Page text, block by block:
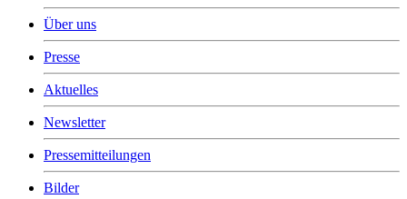
Über uns
Presse
Aktuelles
Newsletter
Pressemitteilungen
Bilder